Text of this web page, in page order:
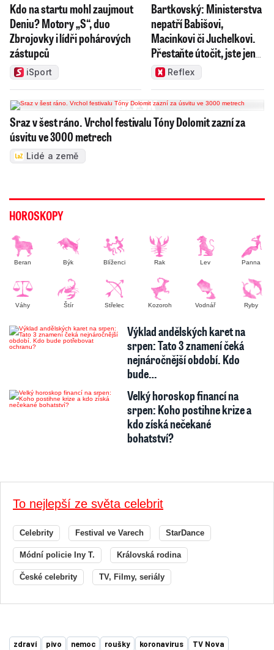
Kdo na startu mohl zaujmout
Deniu? Motory „S“, duo
Zbrojovky i lídři pohárových
zástupců
iSport
Bartkovský: Ministerstva
nepatří Babišovi,
Macinkovi či Juchelkovi.
Přestaňte útočit, jste jen
správci
Reflex
Sraz v šest ráno. Vrchol festivalu Tóny Dolomit zazní za
úsvitu ve 3000 metrech
Lidé a země
HOROSKOPY
Beran Býk Blíženci Rak Lev Panna
Váhy Štír Střelec Kozoroh Vodnář Ryby
Výklad andělských karet na
srpen: Tato 3 znamení čeká
nejnáročnější období. Kdo
bude…
Velký horoskop financí na
srpen: Koho postihne krize a
kdo získá nečekané
bohatství?
To nejlepší ze světa celebrit
Celebrity Festival ve Varech StarDance
Módní policie Iny T. Královská rodina
České celebrity TV, Filmy, seriály
zdraví pivo nemoc roušky koronavirus TV Nova